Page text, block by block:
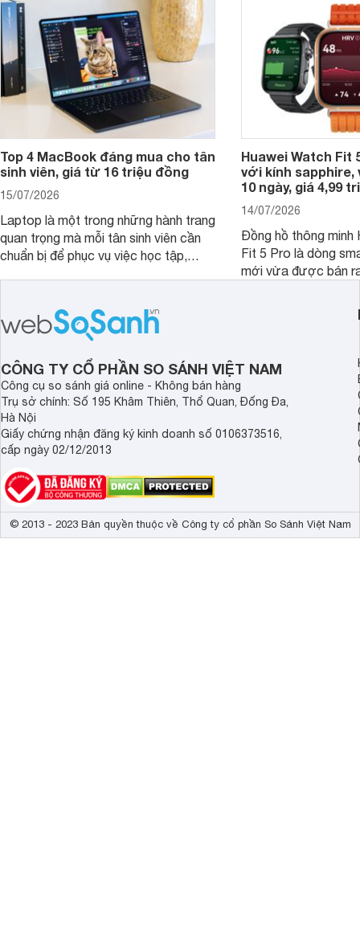
Top 4 MacBook đáng mua cho tân
sinh viên, giá từ 16 triệu đồng
15/07/2026
Laptop là một trong những hành trang
quan trọng mà mỗi tân sinh viên cần
chuẩn bị để phục vụ việc học tập,
năng ổn định, bền bỉ cùng mức giá dễ
tiếp cận, dưới đây là những mẫu
MacBook đáng cân nhắc dành cho
tân sinh viên.
Huawei Watch Fit
với kính sapphire,
10 ngày, giá 4,99
14/07/2026
Đồng hồ thông minh
Fit 5 Pro là dòng
mới vừa được bán
huy thế mạnh từ
thiết kế thời thượng
CÔNG TY CỔ PHẦN SO SÁNH VIỆT NAM
Công cụ so sánh giá online - Không bán hàng
Trụ sở chính: Số 195 Khâm Thiên, Thổ Quan, Đống Đa,
Hà Nội
Giấy chứng nhận đăng ký kinh doanh số 0106373516,
cấp ngày 02/12/2013
© 2013 - 2023 Bản quyền thuộc về Công ty cổ phần So Sánh Việt Nam